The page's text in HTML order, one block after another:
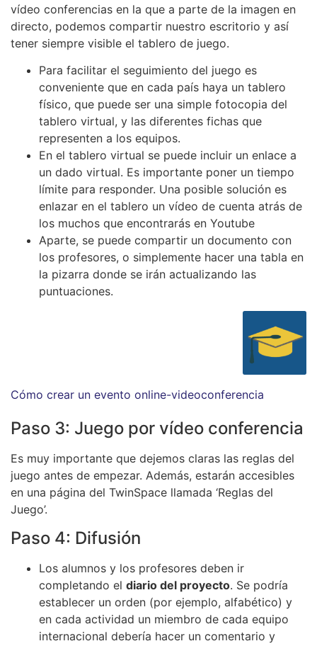
vídeo conferencias en la que a parte de la imagen en
directo, podemos compartir nuestro escritorio y así
tener siempre visible el tablero de juego.
Para facilitar el seguimiento del juego es
conveniente que en cada país haya un tablero
físico, que puede ser una simple fotocopia del
tablero virtual, y las diferentes fichas que
representen a los equipos.
En el tablero virtual se puede incluir un enlace a
un dado virtual. Es importante poner un tiempo
límite para responder. Una posible solución es
enlazar en el tablero un vídeo de cuenta atrás de
los muchos que encontrarás en Youtube
Aparte, se puede compartir un documento con
los profesores, o simplemente hacer una tabla en
la pizarra donde se irán actualizando las
puntuaciones.
Cómo crear un evento online-videoconferencia
Paso 3: Juego por vídeo conferencia
Es muy importante que dejemos claras las reglas del
juego antes de empezar. Además, estarán accesibles
en una página del TwinSpace llamada ‘Reglas del
Juego’.
Paso 4: Difusión
Los alumnos y los profesores deben ir
completando el diario del proyecto. Se podría
establecer un orden (por ejemplo, alfabético) y
en cada actividad un miembro de cada equipo
internacional debería hacer un comentario y